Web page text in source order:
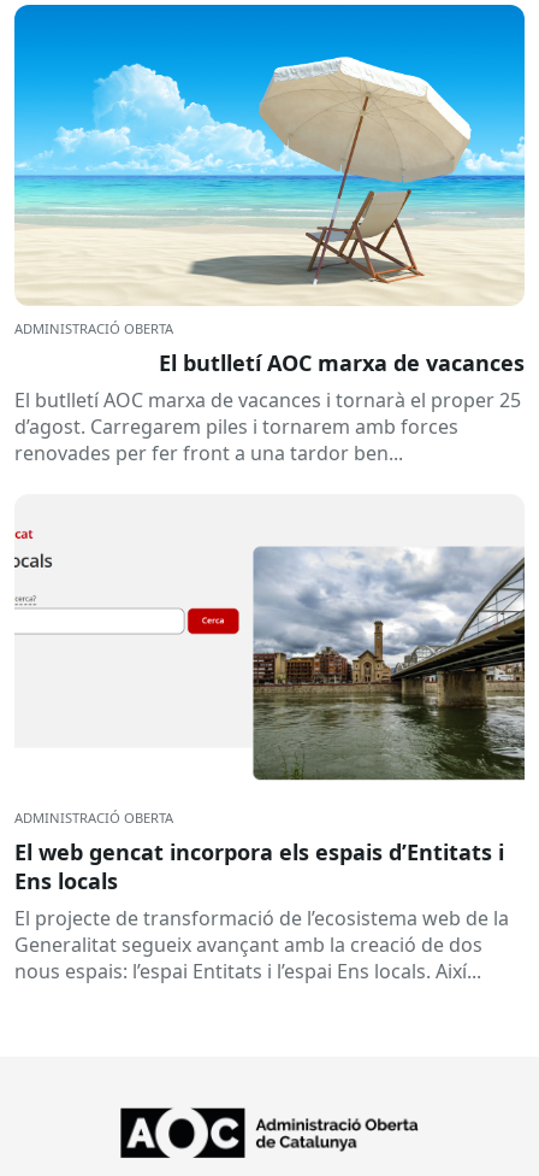
ADMINISTRACIÓ OBERTA
El butlletí AOC marxa de vacances
El butlletí AOC marxa de vacances i tornarà el proper 25
d’agost. Carregarem piles i tornarem amb forces
renovades per fer front a una tardor ben...
ADMINISTRACIÓ OBERTA
El web gencat incorpora els espais d’Entitats i
Ens locals
El projecte de transformació de l’ecosistema web de la
Generalitat segueix avançant amb la creació de dos
nous espais: l’espai Entitats i l’espai Ens locals. Així...